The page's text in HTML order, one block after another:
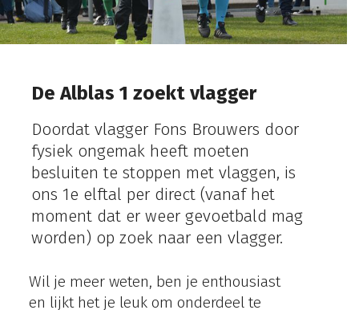
De Alblas 1 zoekt vlagger
Doordat vlagger Fons Brouwers door
fysiek ongemak heeft moeten
besluiten te stoppen met vlaggen, is
ons 1e elftal per direct (vanaf het
moment dat er weer gevoetbald mag
worden) op zoek naar een vlagger.
Wil je meer weten, ben je enthousiast
en lijkt het je leuk om onderdeel te